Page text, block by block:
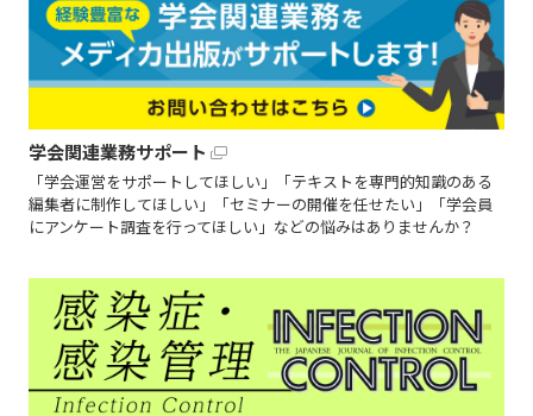
学会関連業務サポート
「学会運営をサポートしてほしい」「テキストを専門的知識のある
編集者に制作してほしい」「セミナーの開催を任せたい」「学会員
にアンケート調査を行ってほしい」などの悩みはありませんか？